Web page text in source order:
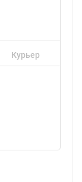
Курьер